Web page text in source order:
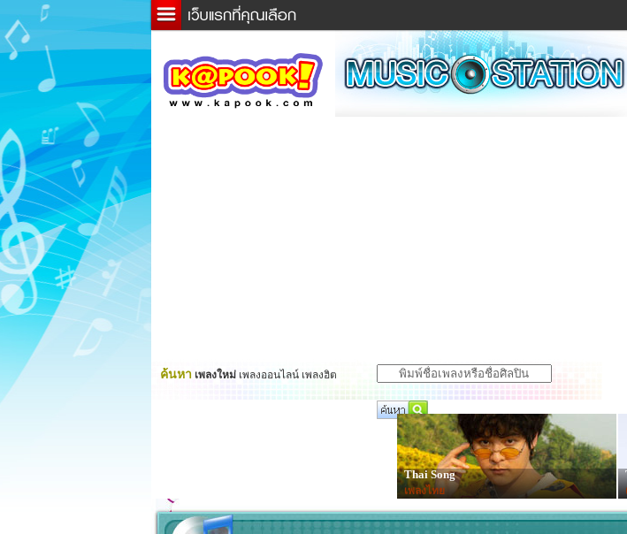
ข่าวด่วน ข่าวสั้น
ละคร
หนังใหม่
หมากรุกไทย
ค้นหา เพลงใหม่ เพลงออนไลน์ เพลงฮิต
Thai Song
เพลงไทย